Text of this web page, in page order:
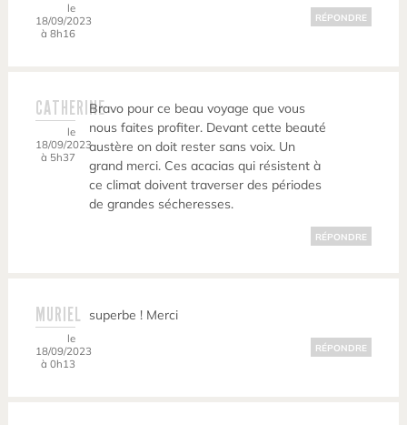
le
18/09/2023
à 8h16
RÉPONDRE
CATHERINE
le
18/09/2023
à 5h37
Bravo pour ce beau voyage que vous
nous faites profiter. Devant cette beauté
austère on doit rester sans voix. Un
grand merci. Ces acacias qui résistent à
ce climat doivent traverser des périodes
de grandes sécheresses.
RÉPONDRE
MURIEL
le
18/09/2023
à 0h13
superbe ! Merci
RÉPONDRE